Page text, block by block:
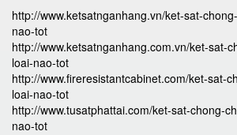
http://www.ketsatnganhang.vn/ket-sat-
nao-tot
http://www.ketsatnganhang.com.vn/ket-sat-
loai-nao-tot
http://www.fireresistantcabinet.com/ket-sat-
loai-nao-tot
http://www.tusatphattai.com/ket-sat-chong-
nao-tot